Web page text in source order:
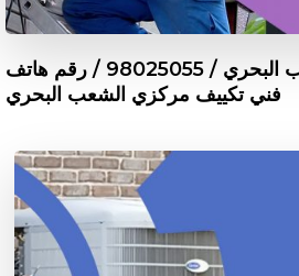
رقم تكييف الشعب البحري / 98025055 / رقم هاتف
فني تكييف مركزي الشعب البحري